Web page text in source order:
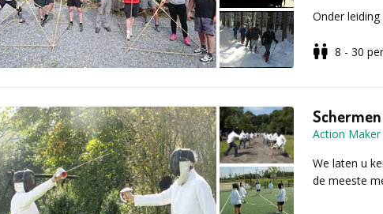
Onder
verbeteren
passen de
Vul voor
8 - 30
Schermen
Action Maker
We laten u
de meeste